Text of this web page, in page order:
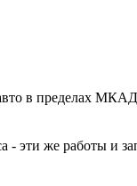
в пределах
- эти же работы и